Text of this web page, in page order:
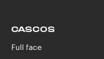
CASCOS
Full face